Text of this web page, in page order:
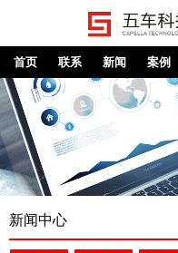
首页 联系 新闻 案例
新闻中心